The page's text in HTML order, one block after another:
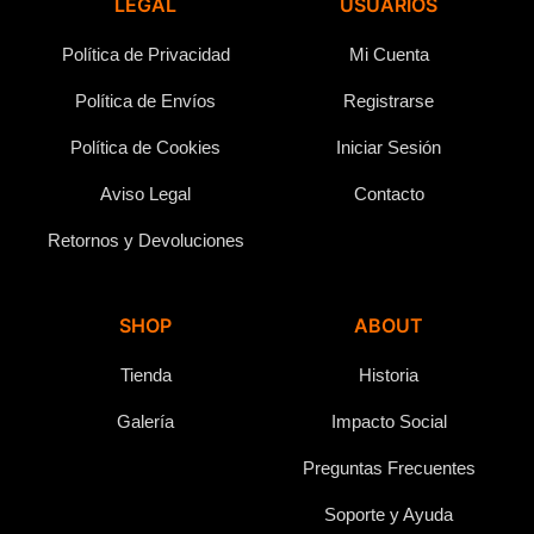
LEGAL
Política de Privacidad
Política de Envíos
Política de Cookies
Aviso Legal
Retornos y Devoluciones
USUARIOS
Mi Cuenta
Registrarse
Iniciar Sesión
Contacto
SHOP
Tienda
Galería
ABOUT
Historia
Impacto Social
Preguntas Frecuentes
Soporte y Ayuda